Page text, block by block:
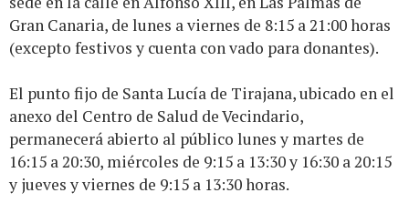
Gran Canaria, de lunes a viernes de 8:15 a 21:00 horas
(excepto festivos y cuenta con vado para donantes).
El punto fijo de Santa Lucía de Tirajana, ubicado en el
anexo del Centro de Salud de Vecindario,
permanecerá abierto al público lunes y martes de
16:15 a 20:30, miércoles de 9:15 a 13:30 y 16:30 a 20:15
y jueves y viernes de 9:15 a 13:30 horas.